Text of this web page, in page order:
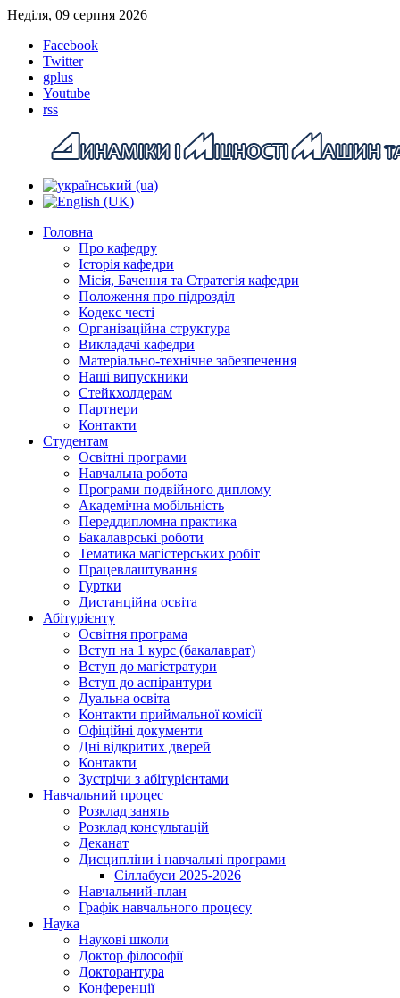
Неділя, 09 серпня 2026
Facebook
Twitter
gplus
Youtube
rss
Головна
Про кафедру
Історія кафедри
Місія, Бачення та Стратегія кафедри
Положення про підрозділ
Кодекс честі
Організаційна структура
Викладачі кафедри
Матеріально-технічне забезпечення
Наші випускники
Стейкхолдерам
Партнери
Контакти
Студентам
Освітні програми
Навчальна робота
Програми подвійного диплому
Академічна мобільність
Переддипломна практика
Бакалаврські роботи
Тематика магістерських робіт
Працевлаштування
Гуртки
Дистанційна освіта
Абітурієнту
Освітня програма
Вступ на 1 курс (бакалаврат)
Вступ до магістратури
Вступ до аспірантури
Дуальна освіта
Контакти приймальної комісії
Офіційні документи
Дні відкритих дверей
Контакти
Зустрічи з абітурієнтами
Навчальний процес
Розклад занять
Розклад консультацій
Деканат
Дисципліни і навчальні програми
Сіллабуси 2025-2026
Навчальний-план
Графік навчального процесу
Наука
Наукові школи
Доктор філософії
Докторантура
Конференції